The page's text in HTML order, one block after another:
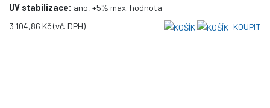
UV stabilizace: ano, +5% max. hodnota
3 104,86 Kč(vč. DPH) KOUPIT